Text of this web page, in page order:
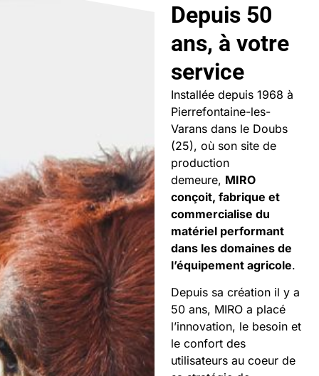
Depuis 50
ans, à votre
service
Installée depuis 1968 à
Pierrefontaine-les-
Varans dans le Doubs
(25), où son site de
production
demeure, MIRO
conçoit, fabrique et
commercialise du
matériel performant
dans les domaines de
l’équipement agricole.
Depuis sa création il y a
50 ans, MIRO a placé
l’innovation, le besoin et
le confort des
utilisateurs au coeur de